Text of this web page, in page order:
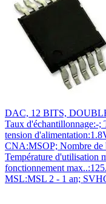
DAC, 12 BITS,
Taux d'échantillonnage:-;
tension
CNA:MSOP; Nombre de
Température d'utilisation
fonctionnement
MSL:MSL 2 - 1 an;